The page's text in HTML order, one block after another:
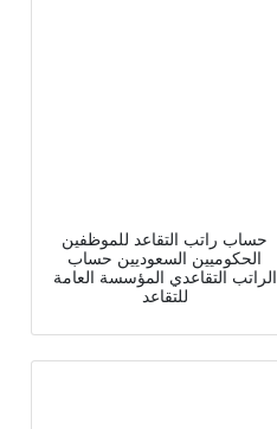
حساب راتب التقاعد للموظفين
الحكوميين السعوديين حساب
الراتب التقاعدي المؤسسة العامة
للتقاعد